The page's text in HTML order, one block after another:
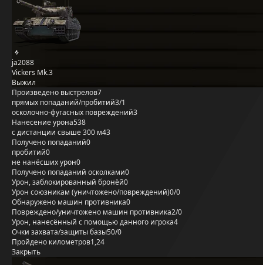
ja2088
Vickers Mk.3
Выжил
Произведено выстрелов7
прямых попаданий/пробитий3/1
осколочно-фугасных повреждений3
Нанесение урона538
с дистанции свыше 300 м43
Получено попаданий0
пробитий0
не нанёсших урон0
Получено попаданий осколками0
Урон, заблокированный бронёй0
Урон союзникам (уничтожено/повреждений)0/0
Обнаружено машин противника0
Повреждено/уничтожено машин противника2/0
Урон, нанесённый с помощью данного игрока4
Очки захвата/защиты базы50/0
Пройдено километров1,24
Закрыть